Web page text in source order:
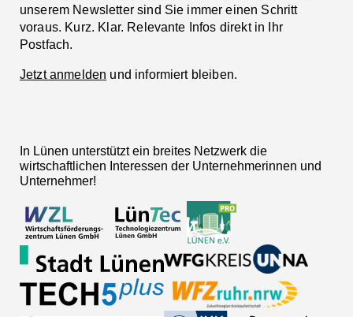
unserem Newsletter sind Sie immer einen Schritt
voraus. Kurz. Klar. Relevante Infos direkt in Ihr
Postfach.
Jetzt anmelden und informiert bleiben.
In Lünen unterstützt ein breites Netzwerk die
wirtschaftlichen Interessen der Unternehmerinnen und
Unternehmer!